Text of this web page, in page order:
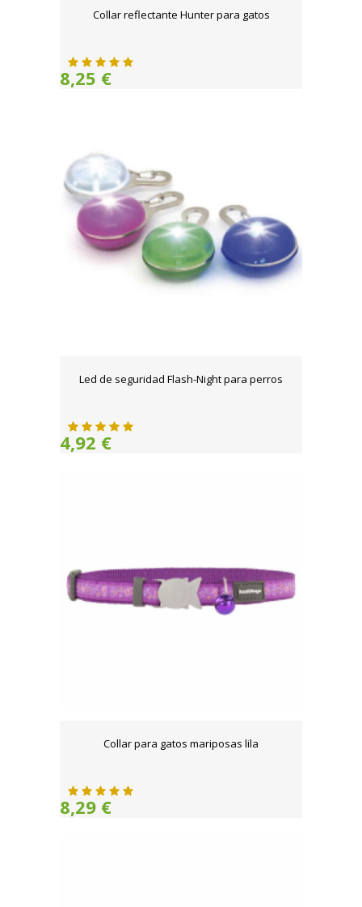
Collar reflectante Hunter para gatos
8,25 €
Led de seguridad Flash-Night para perros
4,92 €
Collar para gatos mariposas lila
8,29 €